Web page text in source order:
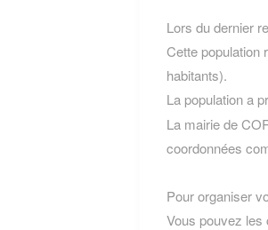
Lors du dernier
Cette population
habitants).
La population a
La mairie de
coordonnées
Pour organiser
Vous pouvez les